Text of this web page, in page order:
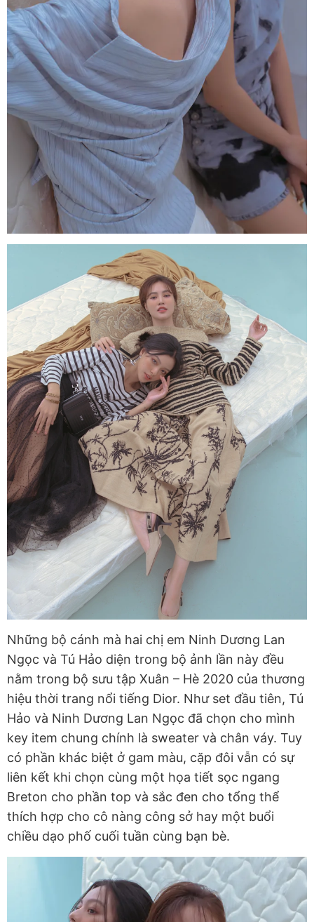
Những bộ cánh mà hai chị em Ninh Dương Lan
Ngọc và Tú Hảo diện trong bộ ảnh lần này đều
nằm trong bộ sưu tập Xuân – Hè 2020 của thương
hiệu thời trang nổi tiếng Dior. Như set đầu tiên, Tú
Hảo và Ninh Dương Lan Ngọc đã chọn cho mình
key item chung chính là sweater và chân váy. Tuy
có phần khác biệt ở gam màu, cặp đôi vẫn có sự
liên kết khi chọn cùng một họa tiết sọc ngang
Breton cho phần top và sắc đen cho tổng thể
thích hợp cho cô nàng công sở hay một buổi
chiều dạo phố cuối tuần cùng bạn bè.